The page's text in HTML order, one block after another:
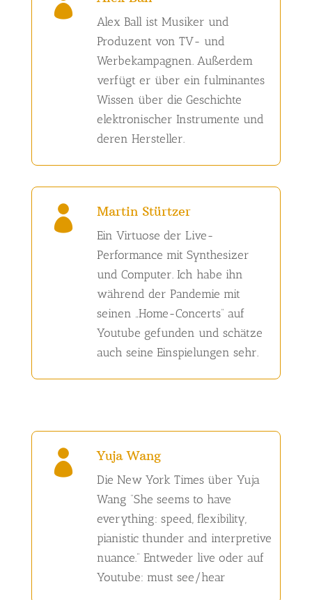
Alex Ball ist Musiker und
Produzent von TV- und
Werbekampagnen. Außerdem
verfügt er über ein fulminantes
Wissen über die Geschichte
elektronischer Instrumente und
deren Hersteller.
 Martin Stürtzer
Ein Virtuose der Live-
Performance mit Synthesizer
und Computer. Ich habe ihn
während der Pandemie mit
seinen „Home-Concerts“ auf
Youtube gefunden und schätze
auch seine Einspielungen sehr.
 Yuja Wang
Die New York Times über Yuja
Wang “She seems to have
everything: speed, flexibility,
pianistic thunder and interpretive
nuance.” Entweder live oder auf
Youtube: must see/hear